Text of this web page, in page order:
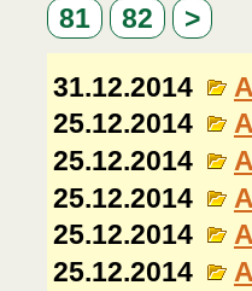
81
82 >
31.12.2014
25.12.2014
25.12.2014
25.12.2014
25.12.2014
25.12.2014